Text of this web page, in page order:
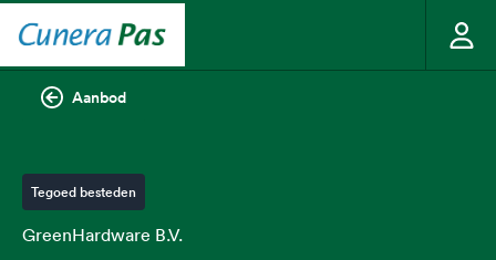
Aanbod
Tegoed besteden
GreenHardware B.V.